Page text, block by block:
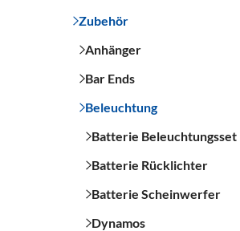
Zubehör
Anhänger
Bar Ends
Beleuchtung
Batterie Beleuchtungsset
Batterie Rücklichter
Batterie Scheinwerfer
Dynamos